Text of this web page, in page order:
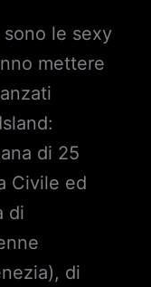
le sexy
mettere
di 25
Civile ed
di
di